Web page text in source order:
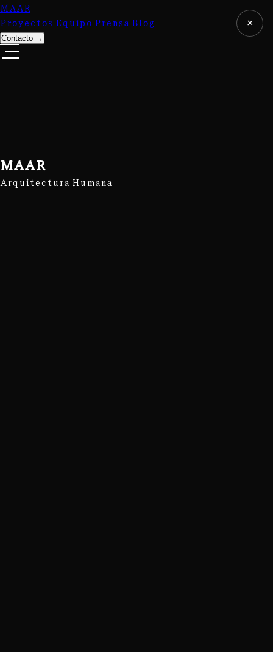
MAAR
Proyectos Equipo Prensa Blog
Contacto →
MAAR
Arquitectura Humana
×